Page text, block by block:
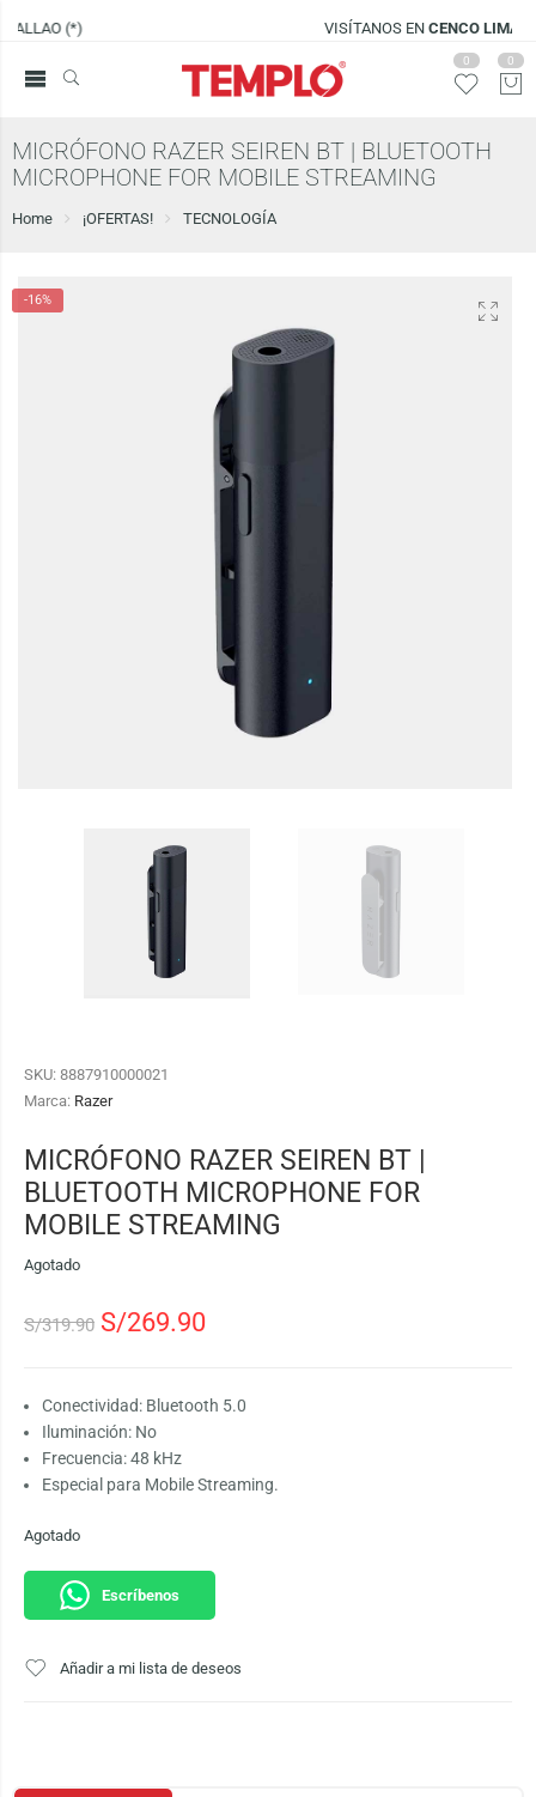
CENCO LIMA SUR
0 0
MICRÓFONO RAZER SEIREN BT | BLUETOOTH
MICROPHONE FOR MOBILE STREAMING
Home ¡OFERTAS! TECNOLOGÍA
-16%
SKU: 8887910000021
Marca: Razer
MICRÓFONO RAZER SEIREN BT |
BLUETOOTH MICROPHONE FOR
MOBILE STREAMING
Agotado
S/319.90 S/269.90
Conectividad: Bluetooth 5.0
Iluminación: No
Frecuencia:48 kHz
Especial para Mobile Streaming.
Agotado
Escríbenos
Añadir a mi lista de deseos